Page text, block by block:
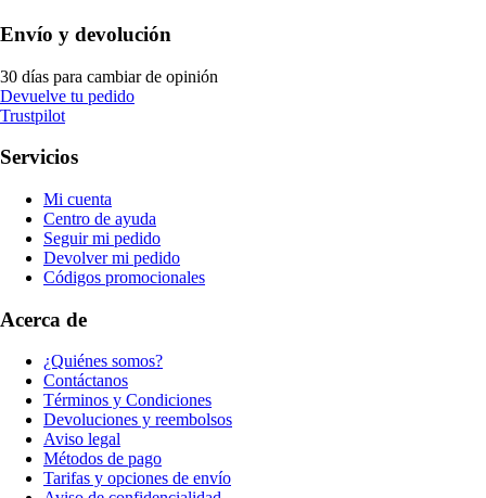
Envío y devolución
30 días para cambiar de opinión
Devuelve tu pedido
Trustpilot
Servicios
Mi cuenta
Centro de ayuda
Seguir mi pedido
Devolver mi pedido
Códigos promocionales
Acerca de
¿Quiénes somos?
Contáctanos
Términos y Condiciones
Devoluciones y reembolsos
Aviso legal
Métodos de pago
Tarifas y opciones de envío